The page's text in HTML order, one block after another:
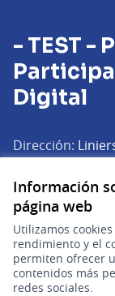
Información
página web
Utilizamos
rendimiento y el
permiten ofrecer
contenidos más
redes sociales.
- TEST -
Digital
Dirección:
Correo
Horario de
Lunes a viernes
- TEST -
- TEST -
- TEST -